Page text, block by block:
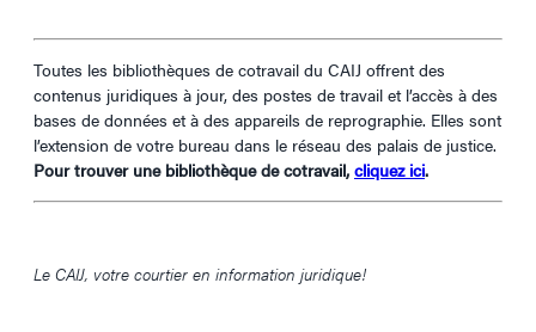
Toutes les bibliothèques de cotravail du CAIJ offrent des
contenus juridiques à jour, des postes de travail et l’accès à des
bases de données et à des appareils de reprographie. Elles sont
l’extension de votre bureau dans le réseau des palais de justice.
Pour trouver une bibliothèque de cotravail, cliquez ici.
Le CAIJ, votre courtier en information juridique!